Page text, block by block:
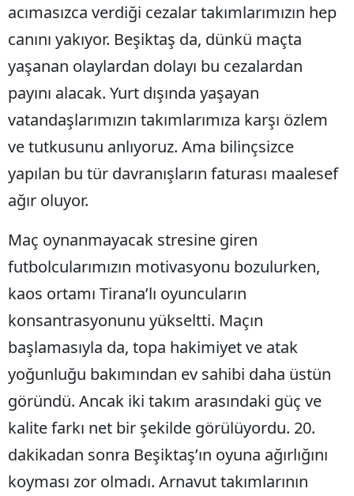
acımasızca verdiği cezalar takımlarımızın hep
canını yakıyor. Beşiktaş da, dünkü maçta
yaşanan olaylardan dolayı bu cezalardan
payını alacak. Yurt dışında yaşayan
vatandaşlarımızın takımlarımıza karşı özlem
ve tutkusunu anlıyoruz. Ama bilinçsizce
yapılan bu tür davranışların faturası maalesef
ağır oluyor.
Maç oynanmayacak stresine giren
futbolcularımızın motivasyonu bozulurken,
kaos ortamı Tirana’lı oyuncuların
konsantrasyonunu yükseltti. Maçın
başlamasıyla da, topa hakimiyet ve atak
yoğunluğu bakımından ev sahibi daha üstün
göründü. Ancak iki takım arasındaki güç ve
kalite farkı net bir şekilde görülüyordu. 20.
dakikadan sonra Beşiktaş’ın oyuna ağırlığını
koyması zor olmadı. Arnavut takımlarının